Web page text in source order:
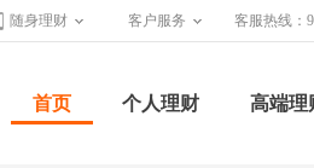
随身理财 客户服务 客服热线：
首页 个人理财 高端理